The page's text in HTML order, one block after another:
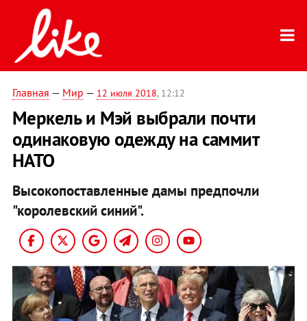
Главная — Мир — 12 июля 2018, 12:12
Меркель и Мэй выбрали почти
одинаковую одежду на саммит
НАТО
Высокопоставленные дамы предпочли
"королевский синий".